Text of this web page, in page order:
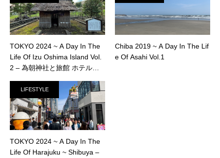
TOKYO 2024 ~ A Day In The
Life Of Izu Oshima Island Vol.
2 – 為朝神社と旅館 ホテル赤
Chiba 2019 ~ A Day In The Lif
e Of Asahi Vol.1
LIFESTYLE
TOKYO 2024 ~ A Day In The
Life Of Harajuku ~ Shibuya –